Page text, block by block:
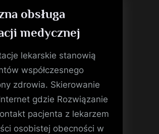
obsługa
medycznej
lekarskie stanowią
współczesnego
zdrowia. Skierowanie
gdzie Rozwiązanie
pacjenta z lekarzem
osobistej obecności w